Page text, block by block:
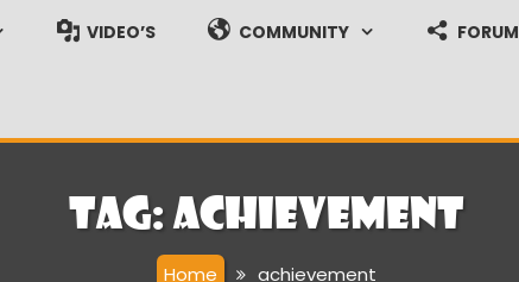
VIDEO’S COMMUNITY FORUM
Tag: achievement
Home achievement